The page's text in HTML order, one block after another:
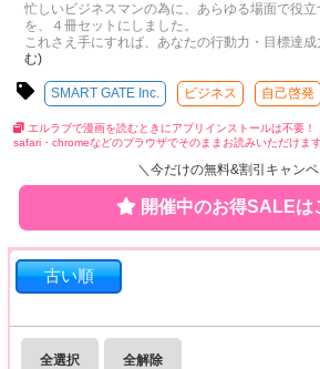
忙しいビジネスマンの為に、あらゆる場面で役
を、４冊セットにしました。
これさえ手にすれば、あなたの行動力・目標達成
む)
SMART GATE Inc. ビジネス 自己啓発
エルラブで漫画を読むときにアプリインストールは不要！
safari・chromeなどのブラウザでそのままお読みいただけます
＼今だけの無料&割引キャン
開催中のお得SALEは
古い順
全選択 全解除